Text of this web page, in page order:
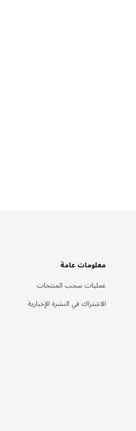
معلومات عامة
عمليات سحب المنتجات
الاشتراك في النشرة الإخبارية